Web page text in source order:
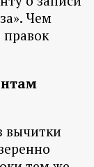
Чем
вычитки